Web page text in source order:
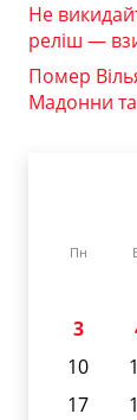
Не
реліш —
Помер
Мадонни
Пн
3
10
17